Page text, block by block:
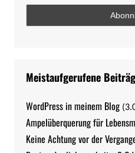
Meistaufgerufene
WordPress in meinem Blog
Ampelüberquerung für
Keine Achtung vor der